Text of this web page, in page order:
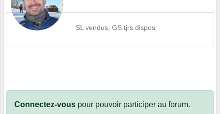
SL vendus, GS tjrs dispos
Connectez-vous pour pouvoir participer au forum.